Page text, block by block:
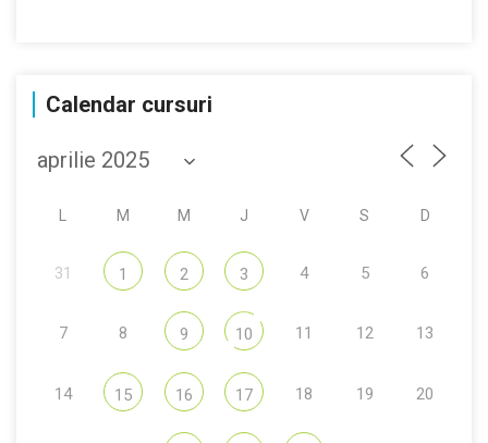
Calendar cursuri
M M J V S D
31 1 2 3 4 5 6
7 8 9 10 11 12 13
14 15 16 17 18 19 20